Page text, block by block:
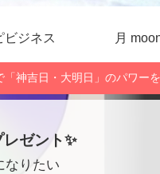
ビジネス 月
神吉日・大明日」のパワー
ゼント✨
なりたい